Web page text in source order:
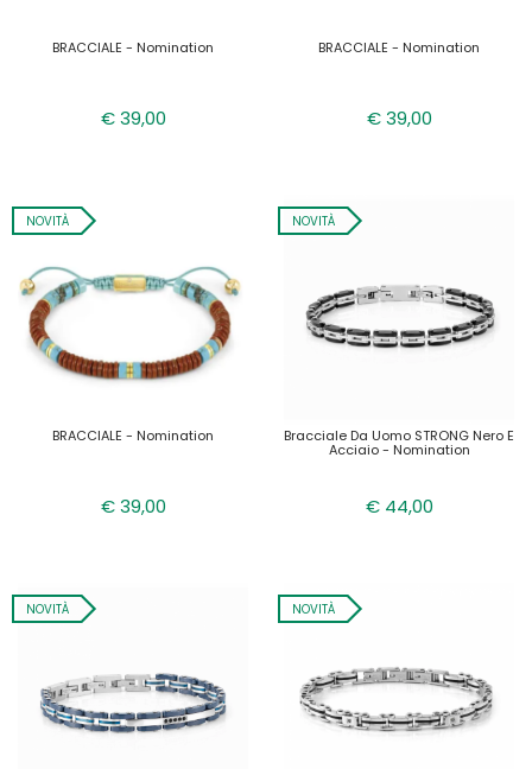
BRACCIALE - Nomination
€ 39,00
BRACCIALE - Nomination
€ 39,00
NOVITÀ
BRACCIALE - Nomination
€ 39,00
NOVITÀ
Bracciale Da Uomo STRONG Nero E
Acciaio - Nomination
€ 44,00
NOVITÀ NOVITÀ